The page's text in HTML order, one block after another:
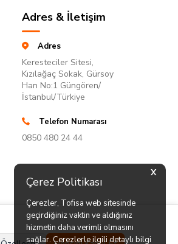
X
Çerez Politikası
Çerezler, Tofisa web sitesinde
geçirdiğiniz vaktin ve aldığınız
hizmetin daha verimli olmasını
sağlar. Çerezlerle ilgili detaylı bilgi
Adres & İletişim
Adres
Keresteciler Sitesi,
Kızılağaç Sokak, Gürsoy
Han No:1 Güngören/
İstanbul/Türkiye
Telefon Numarası
0850 480 24 44